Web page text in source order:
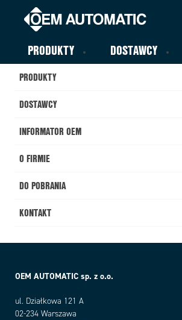
PRODUKTY DOSTAWCY
PRODUKTY
DOSTAWCY
INFORMATOR OEM
O FIRMIE
DO POBRANIA
KONTAKT
OEM AUTOMATIC sp. z o.o.
ul. Działkowa 121 A
02-234 Warszawa